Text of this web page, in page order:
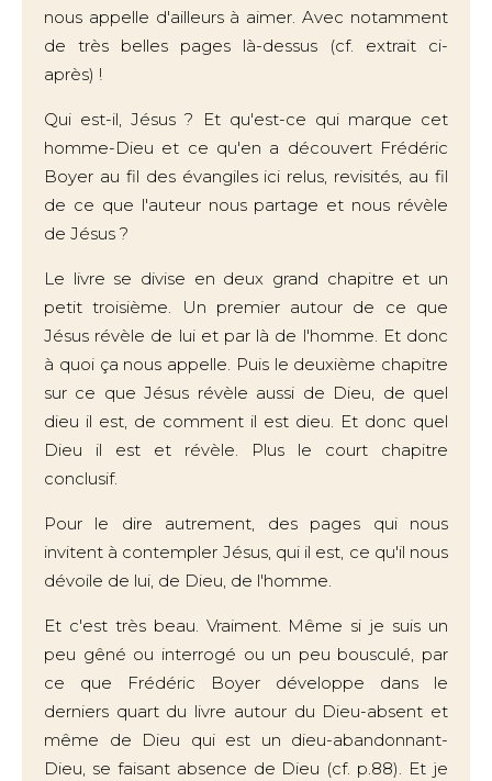
nous appelle d'ailleurs à aimer. Avec notamment
de très belles pages là-dessus (cf. extrait ci-
après) !
Qui est-il, Jésus ? Et qu'est-ce qui marque cet
homme-Dieu et ce qu'en a découvert Frédéric
Boyer au fil des évangiles ici relus, revisités, au fil
de ce que l'auteur nous partage et nous révèle
de Jésus ?
Le livre se divise en deux grand chapitre et un
petit troisième. Un premier autour de ce que
Jésus révèle de lui et par là de l'homme. Et donc
à quoi ça nous appelle. Puis le deuxième chapitre
sur ce que Jésus révèle aussi de Dieu, de quel
dieu il est, de comment il est dieu. Et donc quel
Dieu il est et révèle. Plus le court chapitre
conclusif.
Pour le dire autrement, des pages qui nous
invitent à contempler Jésus, qui il est, ce qu'il nous
dévoile de lui, de Dieu, de l'homme.
Et c'est très beau. Vraiment. Même si je suis un
peu gêné ou interrogé ou un peu bousculé, par
ce que Frédéric Boyer développe dans le
derniers quart du livre autour du Dieu-absent et
même de Dieu qui est un dieu-abandonnant-
Dieu, se faisant absence de Dieu (cf. p.88). Et je